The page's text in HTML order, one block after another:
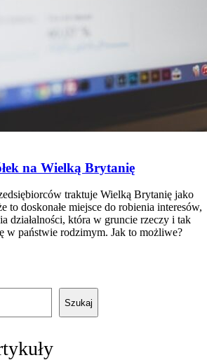
na Wielką Brytanię
traktuje Wielką Brytanię jako
to doskonałe miejsce do robienia interesów,
działalności, która w gruncie rzeczy i tak
w państwie rodzimym. Jak to możliwe?
Szukaj